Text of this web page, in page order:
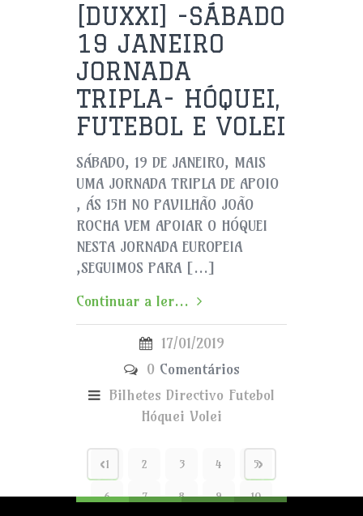
[DUXXI] -SÁBADO
19 JANEIRO
JORNADA
TRIPLA- HÓQUEI,
FUTEBOL E VOLEI
SÁBADO, 19 DE JANEIRO, MAIS
UMA JORNADA TRIPLA DE APOIO
, ÁS 15H NO PAVILHÃO JOÃO
ROCHA VEM APOIAR O HÓQUEI
NESTA JORNADA EUROPEIA
,SEGUIMOS PARA […]
Continuar a ler...
17/01/2019
0 Comentários
Bilhetes Directivo Futebol
Hóquei Volei
1 2 3 4 5
6 7 8 9 10